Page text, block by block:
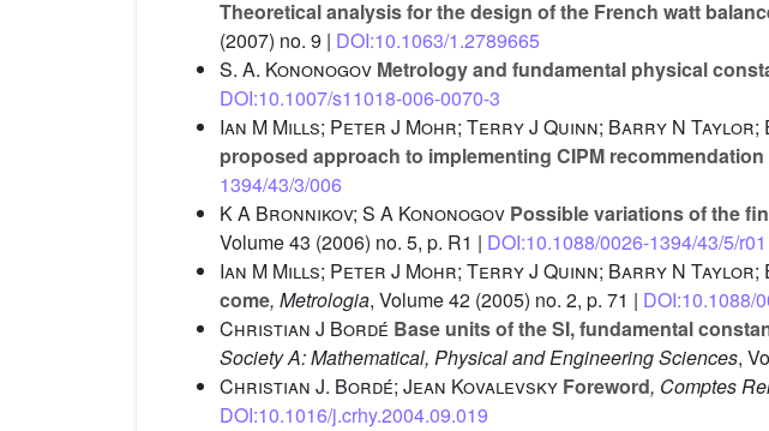
Theoretical analysis for the design of the French watt
(2007) no. 9 | DOI:10.1063/1.2789665
S. A. Kononogov Metrology and fundamental physical
DOI:10.1007/s11018-006-0070-3
Ian M Mills; Peter J Mohr; Terry J Quinn; Barry N Taylor;
proposed approach to implementing CIPM recommendation
1394/43/3/006
K A Bronnikov; S A Kononogov Possible variations of the
Volume 43 (2006) no. 5, p. R1 | DOI:10.1088/0026-1394/43/5/r01
Ian M Mills; Peter J Mohr; Terry J Quinn; Barry N Taylor;
come, Metrologia, Volume 42 (2005) no. 2, p. 71 | DOI:10.1088/
Christian J Bordé Base units of the SI, fundamental
Society A: Mathematical, Physical and Engineering Sciences,
Christian J. Bordé; Jean Kovalevsky Foreword, Comptes
DOI:10.1016/j.crhy.2004.09.019